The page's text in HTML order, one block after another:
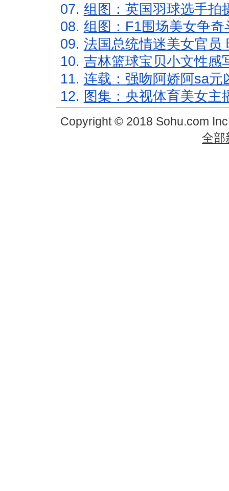
07. 组图：英国羽球选手拍
08. 组图：F1围场美女争
09. 法国总统情迷美女官员
10. 吉林篮球宝贝小文性感
11. 连载：强吻阿娇阿sa元
12. 图集：央视体育美女主
Copyright © 2018 Sohu.com
全部